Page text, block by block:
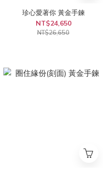
珍心愛著你 黃金手鍊
NT$24,650
NT$26,650